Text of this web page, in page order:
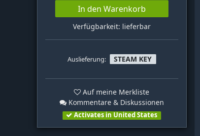
In den Warenkorb
Verfügbarkeit: lieferbar
Auslieferung: STEAM KEY
Auf meine Merkliste
Kommentare & Diskussionen
Activates in United States